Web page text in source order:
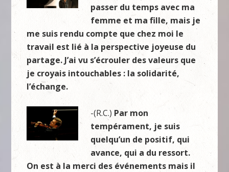
passer du temps avec ma
femme et ma fille, mais je
me suis rendu compte que chez moi le
travail est lié à la perspective joyeuse du
partage. J’ai vu s’écrouler des valeurs que
je croyais intouchables : la solidarité,
l’échange.
-(R.C.) Par mon
tempérament, je suis
quelqu’un de positif, qui
avance, qui a du ressort.
On est à la merci des événements mais il